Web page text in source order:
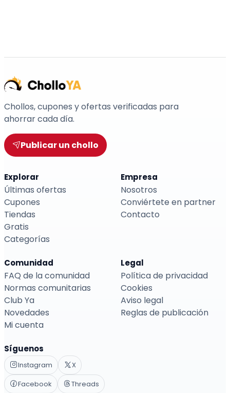
Chollos, cupones y ofertas verificadas para
ahorrar cada día.
Publicar un chollo
Explorar
Últimas ofertas
Cupones
Tiendas
Gratis
Categorías
Empresa
Nosotros
Conviértete en partner
Contacto
Comunidad
FAQ de la comunidad
Normas comunitarias
Club Ya
Novedades
Mi cuenta
Legal
Política de privacidad
Cookies
Aviso legal
Reglas de publicación
Síguenos
Instagram
X
Facebook
Threads